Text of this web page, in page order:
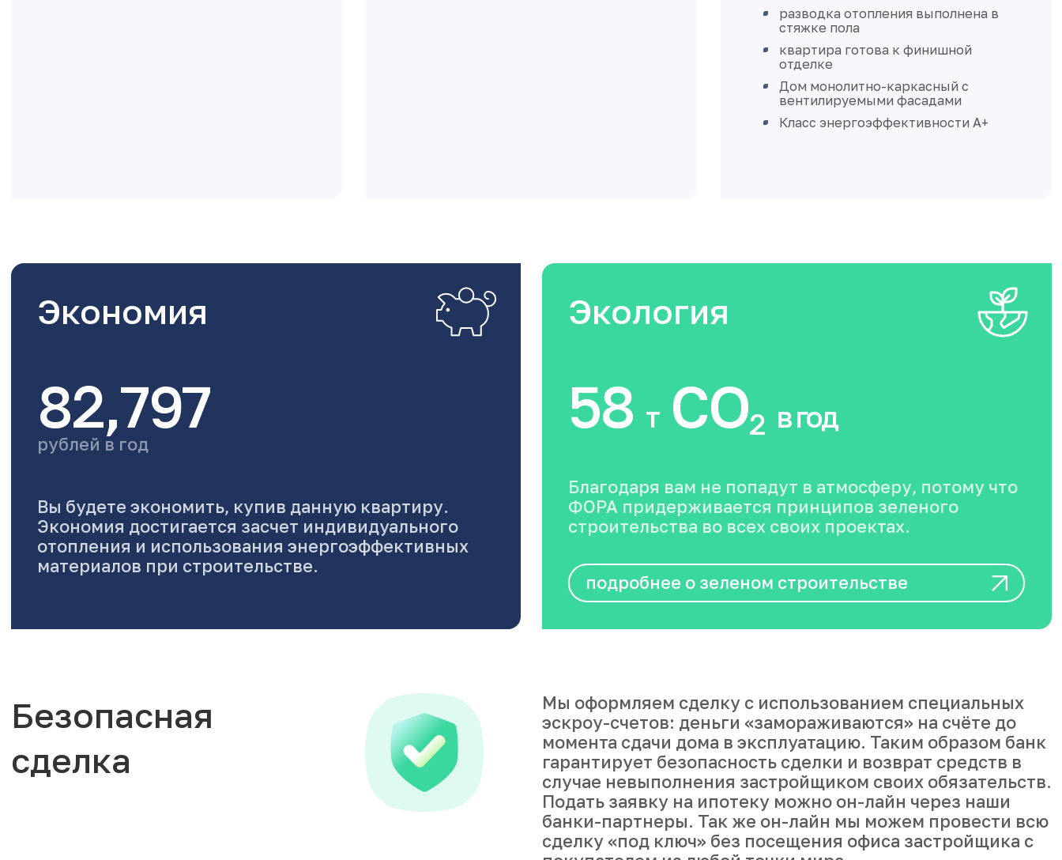
разводка отопления выполнена в
стяжке пола
квартира готова к финишной
отделке
Дом монолитно-каркасный с
вентилируемыми фасадами
Класс энергоэффективности А+
Экономия
82,797
рублей в год
Вы будете экономить, купив данную квартиру.
Экономия достигается засчет индивидуального
отопления и использования энергоэффективных
материалов при строительстве.
Экология
58 тCO2 в год
Благодаря вам не попадут в атмосферу, потому что
ФОРА придерживается принципов зеленого
строительства во всех своих проектах.
подробнее о зеленом строительстве
Безопасная
сделка
Мы оформляем сделку с использованием специальных
эскроу-счетов: деньги «замораживаются» на счёте до
момента сдачи дома в эксплуатацию. Таким образом банк
гарантирует безопасность сделки и возврат средств в
случае невыполнения застройщиком своих обязательств.
Подать заявку на ипотеку можно он-лайн через наши
банки-партнеры. Так же он-лайн мы можем провести всю
сделку «под ключ» без посещения офиса застройщика с